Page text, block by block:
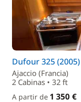
Dufour 325 (2005)
Ajaccio (Francia)
2 Cabinas • 32 ft
A partir de 1 350 €